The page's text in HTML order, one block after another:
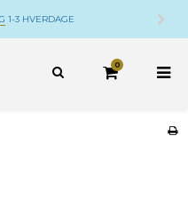
1-3 HVERDAGE
0